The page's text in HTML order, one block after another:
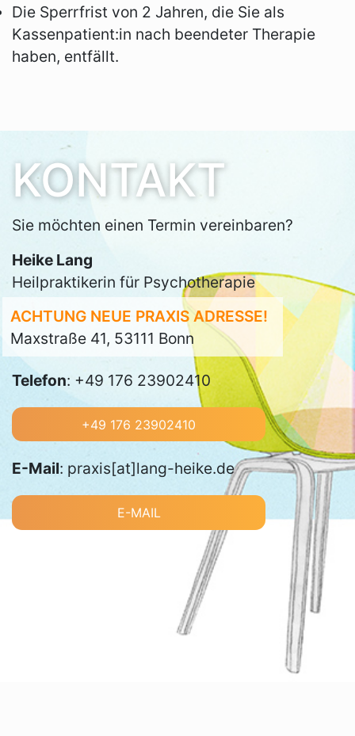
Die Sperrfrist von 2 Jahren, die Sie als
Kassenpatient:in nach beendeter Therapie
haben, entfällt.
KONTAKT
Sie möchten einen Termin vereinbaren?
Heike Lang
Heilpraktikerin für Psychotherapie
ACHTUNG NEUE PRAXIS ADRESSE!
Maxstraße 41, 53111 Bonn
Telefon: +49 176 23902410
+49 176 23902410
E-Mail: praxis[at]lang-heike.de
E-MAIL